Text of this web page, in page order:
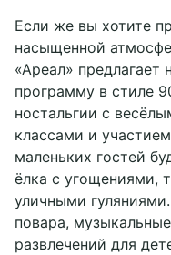
Если же вы хотите
насыщенной
«Ареал»
программу в стиле
ностальгии с
классами и
маленьких гостей
ёлка с угощениями,
уличными
повара,
развлечений для